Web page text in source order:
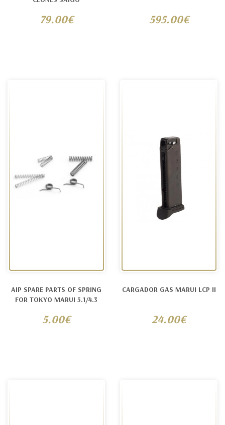
79.00€ 595.00€
AIP SPARE PARTS OF SPRING
FOR TOKYO MARUI 5.1/4.3
5.00€
CARGADOR GAS MARUI LCP II
24.00€